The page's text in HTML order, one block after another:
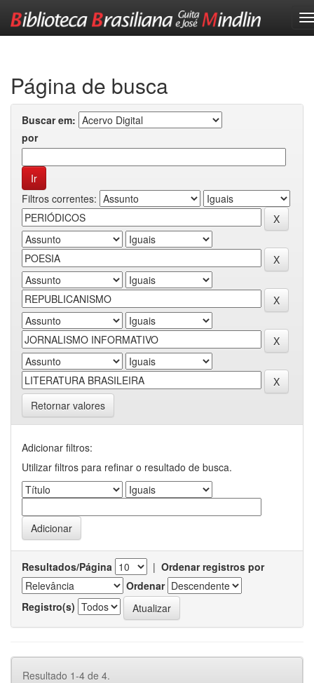
Página de busca
Buscar em:
por
Filtros correntes:
Retornar valores
Adicionar filtros:
Utilizar filtros para refinar o resultado de busca.
Resultados/Página | Ordenar registros por
Ordenar
Registro(s)
Resultado 1-4 de 4.